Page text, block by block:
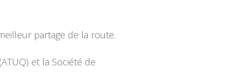
partage de la route.
et la Société de